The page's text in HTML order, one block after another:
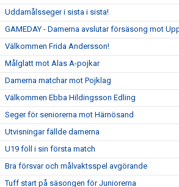
Uddamålsseger i sista i sista!
GAMEDAY - Damerna avslutar försäsong mot
Välkommen Frida Andersson!
Målglatt mot Alas A-pojkar
Damerna matchar mot Pojklag
Välkommen Ebba Hildingsson Edling
Seger för seniorerna mot Härnösand
Utvisningar fällde damerna
U19 föll i sin första match
Bra försvar och målvaktsspel avgörande
Tuff start på säsongen för Juniorerna